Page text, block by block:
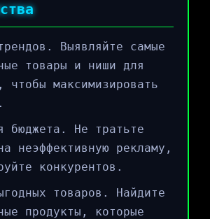
Выявляйте самые
товары и ниши для
чтобы максимизировать
бюджета. Не тратьте
неэффективную рекламу,
конкурентов.
товаров. Найдите
продукты, которые